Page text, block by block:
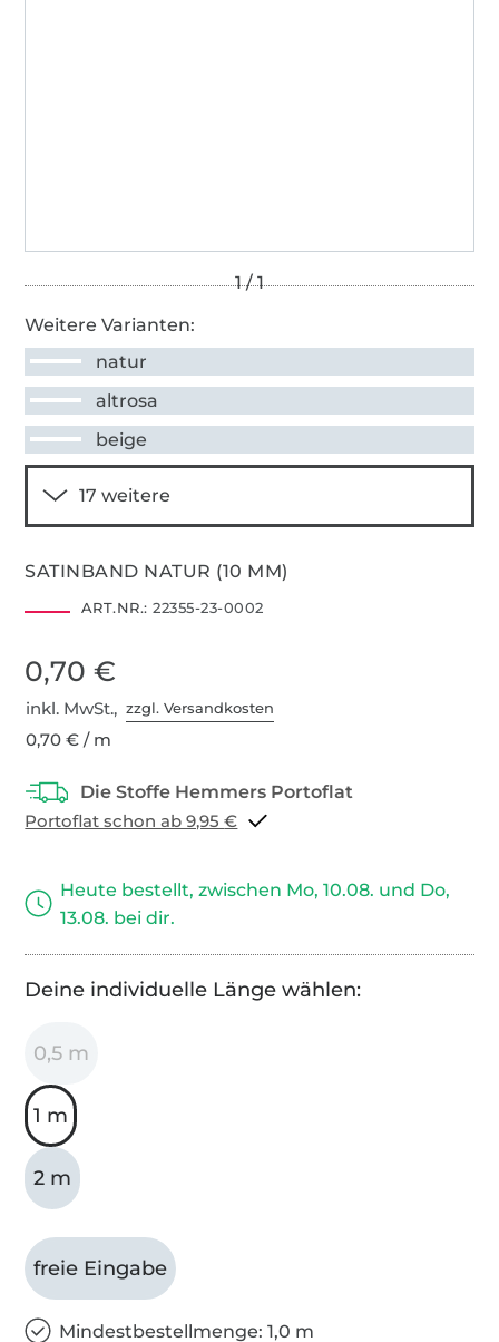
Weitere Varianten:
natur
altrosa
beige
SATINBAND NATUR (10 MM)
ART.NR.: 22355-23-0002
0,70 €
inkl. MwSt.,zzgl. Versandkosten
0,70 € / m
Portoflat schon ab 9,95 €
Heute bestellt, zwischen Mo, 10.08. und Do,
13.08. bei dir.
Deine individuelle Länge wählen:
0,5 m
1 m
2 m
freie Eingabe
Mindestbestellmenge: 1,0 m